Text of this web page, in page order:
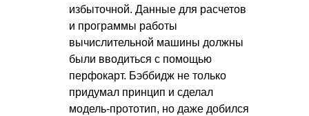
избыточной. Данные для расчетов
и программы работы
вычислительной машины должны
были вводиться с помощью
перфокарт. Бэббидж не только
придумал принцип и сделал
модель-прототип, но даже добился